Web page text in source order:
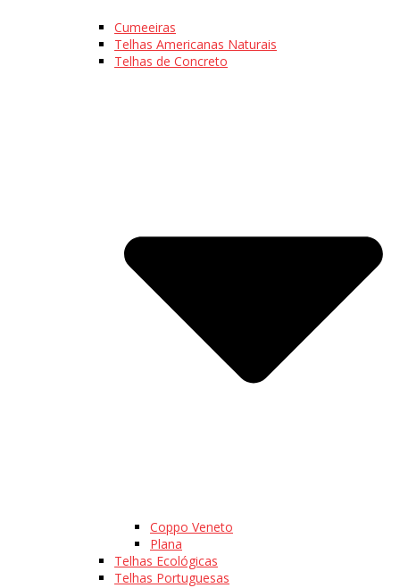
Cumeeiras
Telhas Americanas Naturais
Telhas de Concreto
Coppo Veneto
Plana
Telhas Ecológicas
Telhas Portuguesas